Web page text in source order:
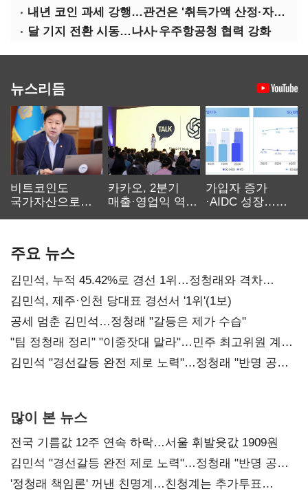
내년 코인 과세 강행…관건은 '취득가액 산정·자산 이동'
달 기지 전환 시동…나사·우주항공청 협력 강화
뉴스리듬
비트코인도
국가자산으로…'
카카오, 2분기
매출·영업익 역대
가입자 증가
·AIDC 성장…
주요 뉴스
김민석, 누적 45.42%로 경선 1위…정청래와 격차
0.86%p(2보)
김민석, 제주·인천 당대표 경선서 '1위'(1보)
공세 멈춘 김민석…정청래 "갈등은 제가 수습"
"팀 정청래 정리" "이중잣대 말라"…민주 최고위원 계파
다툼 격화
김민석 "경선갈등 완전 제로 노력"…정청래 "반명 공세
많이 본 뉴스
전국 기름값 12주 연속 하락…서울 휘발윳값 1909원
김민석 "경선갈등 완전 제로 노력"…정청래 "반명 공세
사과부터"
'정청래 책임론' 꺼낸 친명계…친청계는 추가투표